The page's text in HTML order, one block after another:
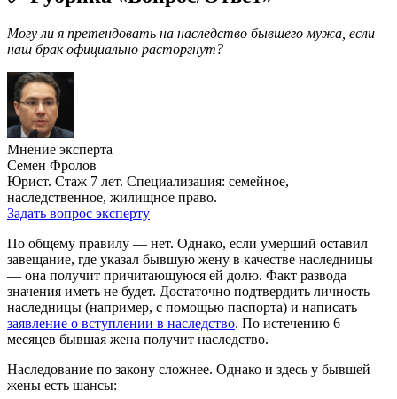
Могу ли я претендовать на наследство бывшего мужа, если
наш брак официально расторгнут?
Мнение эксперта
Семен Фролов
Юрист. Стаж 7 лет. Специализация: семейное,
наследственное, жилищное право.
Задать вопрос эксперту
По общему правилу — нет. Однако, если умерший оставил
завещание, где указал бывшую жену в качестве наследницы
— она получит причитающуюся ей долю. Факт развода
значения иметь не будет. Достаточно подтвердить личность
наследницы (например, с помощью паспорта) и написать
заявление о вступлении в наследство. По истечению 6
месяцев бывшая жена получит наследство.
Наследование по закону сложнее. Однако и здесь у бывшей
жены есть шансы: